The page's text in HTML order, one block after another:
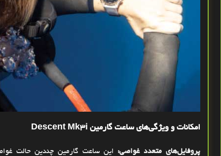
امکانات و ویژگی‌های ساعت گارمین Descent Mk3i
پروفایل‌های متعدد غواصی:
این ساعت گارمین چندین حالت